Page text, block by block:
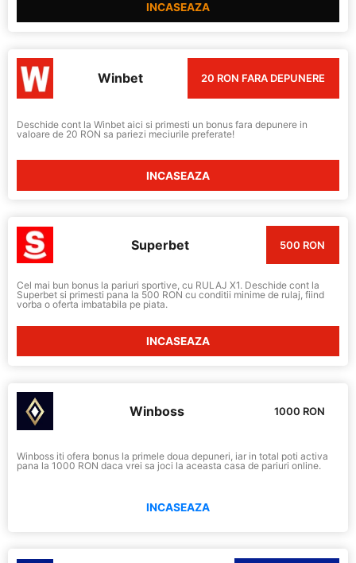
INCASEAZA
Winbet 20 RON FARA DEPUNERE
Deschide cont la Winbet aici si primesti un bonus fara depunere in
valoare de 20 RON sa pariezi meciurile preferate!
INCASEAZA
Superbet 500 RON
Cel mai bun bonus la pariuri sportive, cu RULAJ X1. Deschide cont la
Superbet si primesti pana la 500 RON cu conditii minime de rulaj, fiind
vorba o oferta imbatabila pe piata.
INCASEAZA
Winboss 1000 RON
Winboss iti ofera bonus la primele doua depuneri, iar in total poti activa
pana la 1000 RON daca vrei sa joci la aceasta casa de pariuri online.
INCASEAZA